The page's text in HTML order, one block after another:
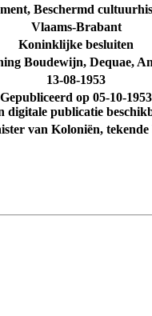
Beschermd
Vlaams-Brabant
Koninklijke besluiten
Boudewijn, Dequae,
13-08-1953
Gepubliceerd op 05-10-1953
digitale publicatie
van Koloniën,